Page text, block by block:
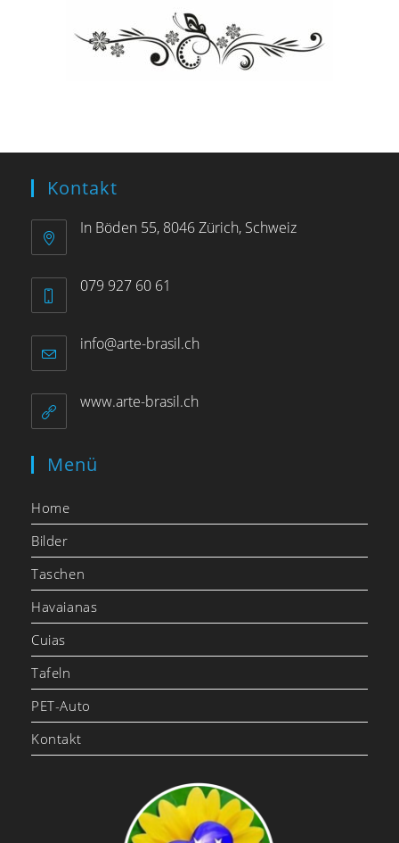
Kontakt
In Böden 55, 8046 Zürich, Schweiz
079 927 60 61
info@arte-brasil.ch
www.arte-brasil.ch
Menü
Home
Bilder
Taschen
Havaianas
Cuias
Tafeln
PET-Auto
Kontakt